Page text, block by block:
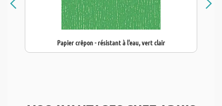
Papier crêpon - résistant à l'eau, vert clair